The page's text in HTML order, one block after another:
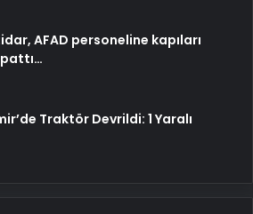
AFAD personeline kapıları
Traktör Devrildi: 1 Yaralı